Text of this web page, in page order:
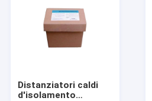
Distanziatori caldi
d'isolamento